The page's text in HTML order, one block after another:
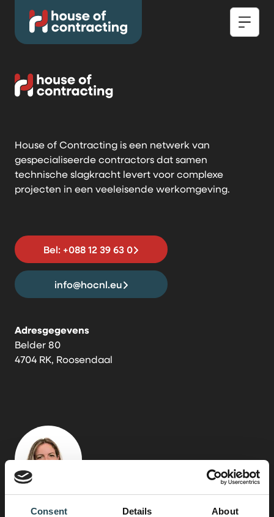
Consent Details About
House of Contracting is een netwerk van
gespecialiseerde contractors dat samen
technische slagkracht levert voor complexe
projecten in een veeleisende werkomgeving.
Bel: +088 12 39 63 0
info@hocnl.eu
Adresgegevens
Belder 80
4704 RK, Roosendaal